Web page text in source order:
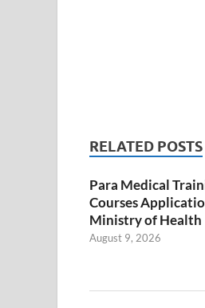
RELATED POSTS
Para Medical
Courses
Ministry of Health
August 9, 2026